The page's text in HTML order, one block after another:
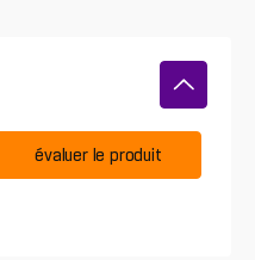
évaluer le produit